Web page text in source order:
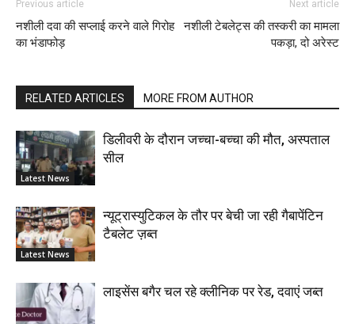
Previous article
नशीली दवा की सप्लाई करने वाले गिरोह
का भंडाफोड़
Next article
नशीली टेबलेट्स की तस्करी का मामला
पकड़ा, दो अरेस्ट
RELATED ARTICLES MORE FROM AUTHOR
Latest News
डिलीवरी के दौरान जच्चा-बच्चा की मौत, अस्पताल
सील
Latest News
न्यूट्रास्युटिकल के तौर पर बेची जा रही गैबापेंटिन
टैबलेट ज़ब्त
लाइसेंस बगैर चल रहे क्लीनिक पर रेड, दवाएं जब्त